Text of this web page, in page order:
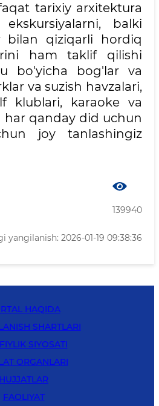
tarixiy arxitektura
balki
bilan qiziqarli hordiq
ham taklif qilishi
bo'yicha bog'lar va
va suzish havzalari,
klublari, karaoke va
har qanday did uchun
joy tanlashingiz
139940
yangilanish: 2026-01-19 09:38:36
HAQIDA
SHARTLARI
SIYOSATI
ORGANLARI
HUJJATLAR
FAOLIYAT